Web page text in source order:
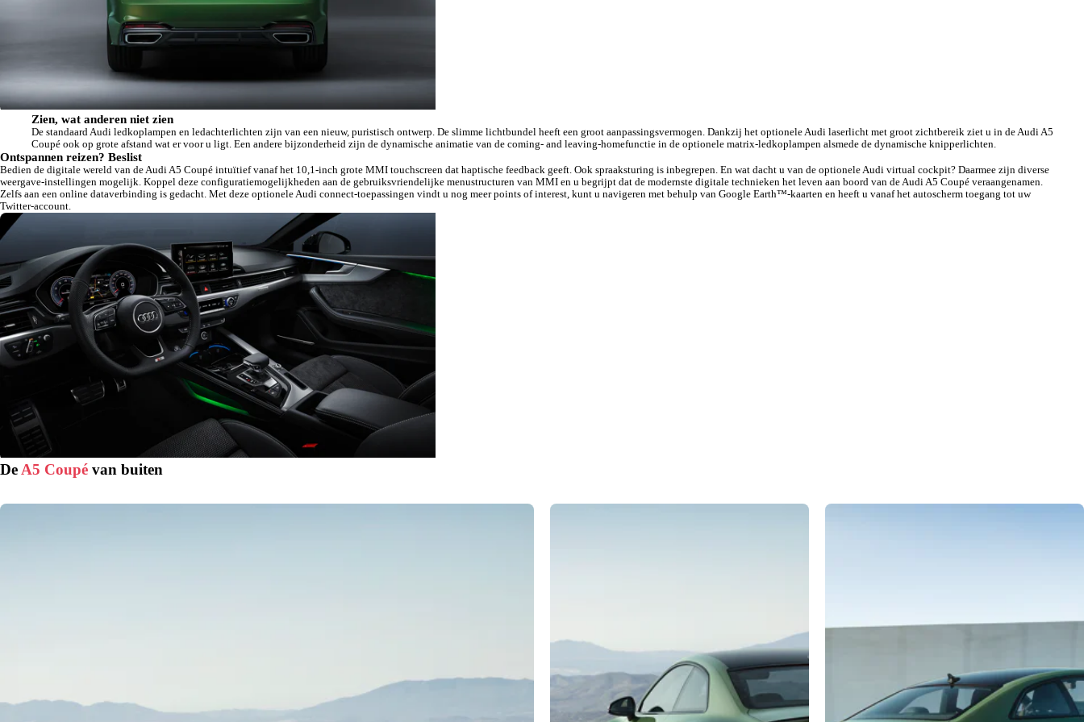
Zien, wat anderen niet zien
De standaard Audi ledkoplampen en ledachterlichten zijn van een nieuw, puristisch ontwerp. De slimme lichtbundel heeft een groot aanpassingsvermogen. Dankzij het optionele Audi laserlicht met groot zichtbereik ziet u in de Audi A5
Coupé ook op grote afstand wat er voor u ligt. Een andere bijzonderheid zijn de dynamische animatie van de coming- and leaving-homefunctie in de optionele matrix-ledkoplampen alsmede de dynamische knipperlichten.
Ontspannen reizen? Beslist
Bedien de digitale wereld van de Audi A5 Coupé intuïtief vanaf het 10,1-inch grote MMI touchscreen dat haptische feedback geeft. Ook spraaksturing is inbegrepen. En wat dacht u van de optionele Audi virtual cockpit? Daarmee zijn diverse
weergave-instellingen mogelijk. Koppel deze configuratiemogelijkheden aan de gebruiksvriendelijke menustructuren van MMI en u begrijpt dat de modernste digitale technieken het leven aan boord van de Audi A5 Coupé veraangenamen.
Zelfs aan een online dataverbinding is gedacht. Met deze optionele Audi connect-toepassingen vindt u nog meer points of interest, kunt u navigeren met behulp van Google Earth™-kaarten en heeft u vanaf het autoscherm toegang tot uw
Twitter-account.
DeA5 Coupé van buiten